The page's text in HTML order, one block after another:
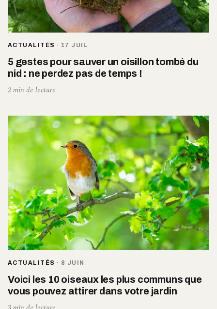
ACTUALITÉS · 17 JUIL
5 gestes pour sauver un oisillon tombé du
nid : ne perdez pas de temps !
2 min de lecture
ACTUALITÉS · 8 JUIN
Voici les 10 oiseaux les plus communs que
vous pouvez attirer dans votre jardin